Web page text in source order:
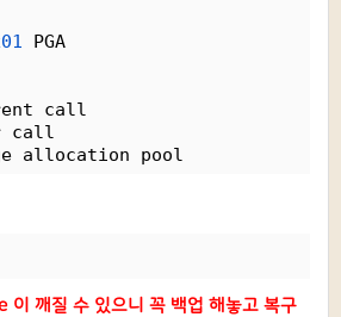
PGA
call
call
allocation pool
깨질 수 있으니 꼭 백업 해놓고 복구